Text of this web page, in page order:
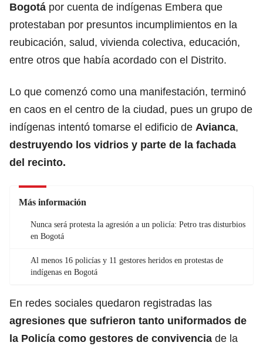
Bogotá por cuenta de indígenas Embera que
protestaban por presuntos incumplimientos en la
reubicación, salud, vivienda colectiva, educación,
entre otros que había acordado con el Distrito.
Lo que comenzó como una manifestación, terminó
en caos en el centro de la ciudad, pues un grupo de
indígenas intentó tomarse el edificio de Avianca,
destruyendo los vidrios y parte de la fachada
del recinto.
Más información
Nunca será protesta la agresión a un policía: Petro tras disturbios
en Bogotá
Al menos 16 policías y 11 gestores heridos en protestas de
indígenas en Bogotá
En redes sociales quedaron registradas las
agresiones que sufrieron tanto uniformados de
la Policía como gestores de convivencia de la